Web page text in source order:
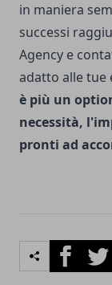
in maniera
successi
Agency e
adatto alle tue
è più un
necessità,
pronti ad
Facebook